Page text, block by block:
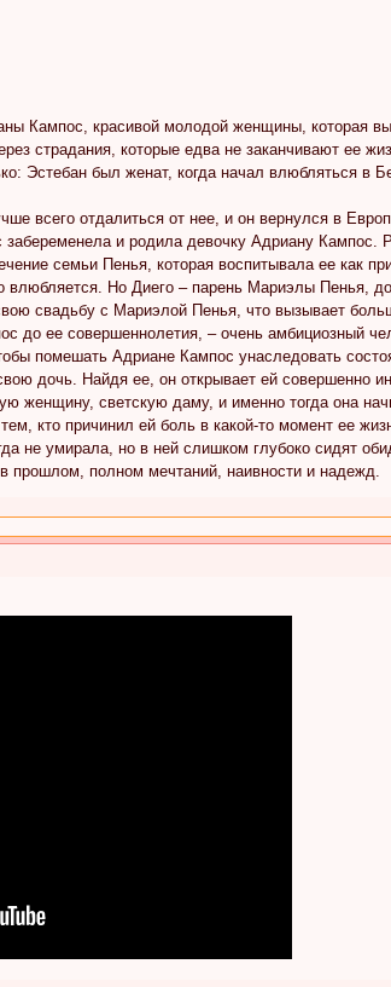
Кампос, красивой молодой женщины, которая
страдания, которые едва не заканчивают ее
Эстебан был женат, когда начал влюбляться в
всего отдалиться от нее, и он вернулся в
забеременела и родила девочку Адриану Кампос.
семьи Пенья, которая воспитывала ее как
влюбляется. Но Диего – парень Мариэлы Пенья,
свадьбу с Мариэлой Пенья, что вызывает
до ее совершеннолетия, – очень амбициозный
помешать Адриане Кампос унаследовать
дочь. Найдя ее, он открывает ей совершенно
женщину, светскую даму, и именно тогда она
кто причинил ей боль в какой-то момент ее
не умирала, но в ней слишком глубоко сидят
прошлом, полном мечтаний, наивности и надежд.